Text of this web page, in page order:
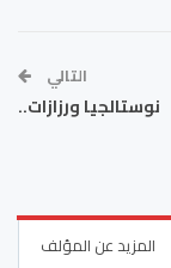
التالي
نوستالجيا ورزازات..
المزيد عن المؤلف